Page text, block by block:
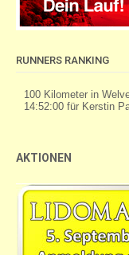
RUNNERS RANKING
AKTIONEN